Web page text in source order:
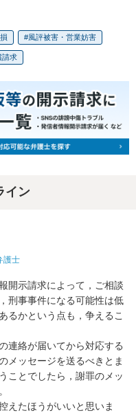
風評被害・営業妨害
請求
イン
護士
開示請求によって，ご相談
刑事事件になる可能性は低
るかという点も，争えるこ
連絡が届いてから対応する
メッセージを送るべきとま
ことでしたら，謝罪のメッ
えたほうがいいと思いま